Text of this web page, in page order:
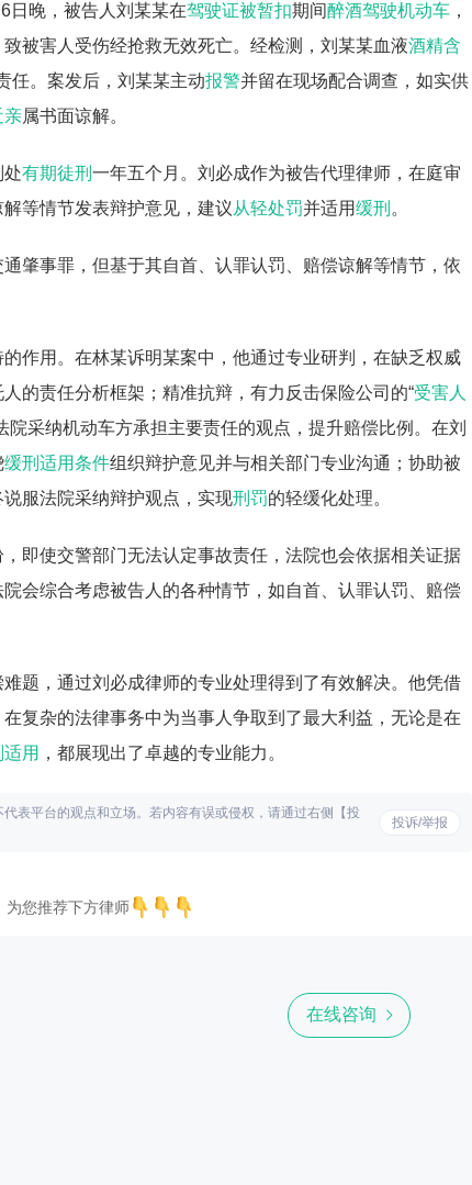
日晚，被告人刘某某在驾驶证被暂扣期间醉酒驾驶机动车 ，
被害人受伤经抢救无效死亡。经检测，刘某某血液酒精含
任。案发后，刘某某主动报警并留在现场配合调查，如实供
亲属书面谅解。
处有期徒刑 一年五个月。刘必成作为被告代理律师，在庭审
解等情节发表辩护意见，建议从轻处罚并适用缓刑 。
肇事罪，但基于其自首、认罪认罚、赔偿谅解等情节，依
作用。在林某诉明某案中，他通过专业研判，在缺乏权威
的责任分析框架；精准抗辩，有力反击保险公司的“受害人
采纳机动车方承担主要责任的观点，提升赔偿比例。在刘
缓刑适用条件组织辩护意见并与相关部门专业沟通；协助被
服法院采纳辩护观点，实现刑罚的轻缓化处理。
即使交警部门无法认定事故责任，法院也会依据相关证据
院会综合考虑被告人的各种情节，如自首、认罪认罚、赔偿
题，通过刘必成律师的专业处理得到了有效解决。他凭借
复杂的法律事务中为当事人争取到了最大利益，无论是在
用 ，都展现出了卓越的专业能力。
投诉/举报
表平台的观点和立场。若内容有误或侵权，请通过右侧【投
为您推荐下方律师
在线咨询